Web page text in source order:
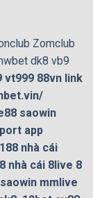
Zomclub
dk8 vb9
vt999 88vn link
saowin
app
nhà cái
nhà cái 8live 8
saowin mmlive